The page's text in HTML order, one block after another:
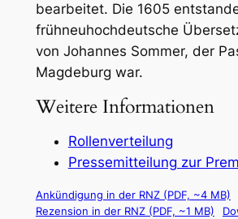
bearbeitet. Die 1605
frühneuhochdeutsche
von Johannes Sommer, der
Magdeburg war.
Weitere Informationen
Rollenverteilung
Pressemitteilung zur
Ankündigung in der RNZ (PDF, ~4 MB)
Rezension in der RNZ (PDF, ~1 MB)